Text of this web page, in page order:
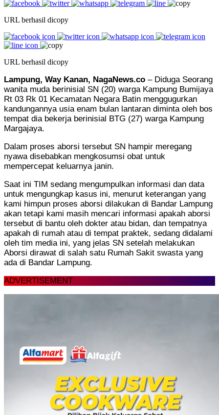
URL berhasil dicopy
URL berhasil dicopy
Lampung, Way Kanan, NagaNews.co – Diduga Seorang
wanita muda berinisial SN (20) warga Kampung Bumijaya
Rt 03 Rk 01 Kecamatan Negara Batin menggugurkan
kandungannya usia enam bulan lantaran diminta oleh bos
tempat dia bekerja berinisial BTG (27) warga Kampung
Margajaya.
Dalam proses aborsi tersebut SN hampir meregang
nyawa disebabkan mengkosumsi obat untuk
mempercepat keluarnya janin.
Saat ini TIM sedang mengumpulkan informasi dan data
untuk mengungkap kasus ini, menurut keterangan yang
kami himpun proses aborsi dilakukan di Bandar Lampung
akan tetapi kami masih mencari informasi apakah aborsi
tersebut di bantu oleh dokter atau bidan, dan tempatnya
apakah di rumah atau di tempat praktek, sedang didalami
oleh tim media ini, yang jelas SN setelah melakukan
Aborsi dirawat di salah satu Rumah Sakit swasta yang
ada di Bandar Lampung.
ADVERTISEMENT